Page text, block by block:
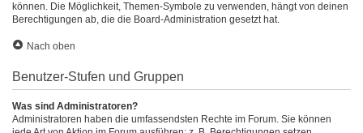
können. Die Möglichkeit, Themen-Symbole zu verwenden, hängt von deinen
Berechtigungen ab, die die Board-Administration gesetzt hat.
Nach oben
Benutzer-Stufen und Gruppen
Was sind Administratoren?
Administratoren haben die umfassendsten Rechte im Forum. Sie können